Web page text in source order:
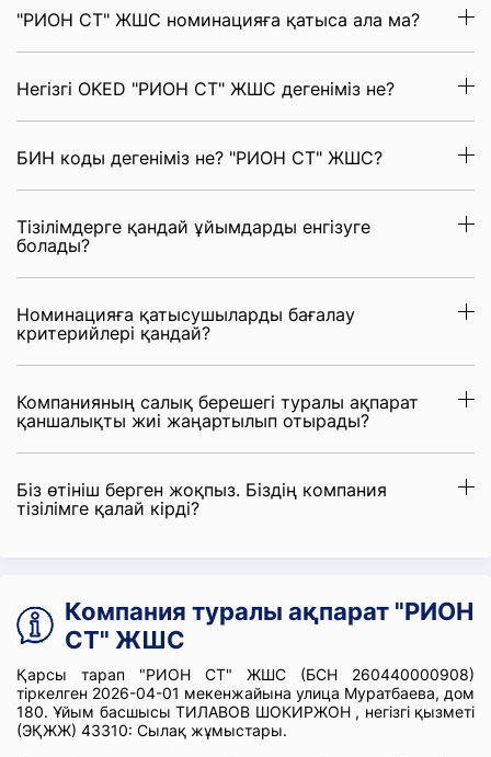
"РИОН СТ" ЖШС номинацияға қатыса ала ма?
Негізгі OKED "РИОН СТ" ЖШС дегеніміз не?
БИН коды дегеніміз не? "РИОН СТ" ЖШС?
Тізілімдерге қандай ұйымдарды енгізуге
болады?
Номинацияға қатысушыларды бағалау
критерийлері қандай?
Компанияның салық берешегі туралы ақпарат
қаншалықты жиі жаңартылып отырады?
Біз өтініш берген жоқпыз. Біздің компания
тізілімге қалай кірді?
Компания туралы ақпарат "РИОН
СТ" ЖШС
Қарсы тарап "РИОН СТ" ЖШС (БСН 260440000908)
тіркелген 2026-04-01 мекенжайына улица Муратбаева, дом
180. Ұйым басшысы ТИЛАВОВ ШОКИРЖОН , негізгі қызметі
(ЭҚЖЖ) 43310: Сылақ жұмыстары.